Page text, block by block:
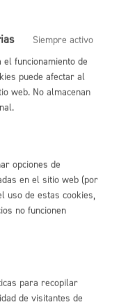
(83 Kb)
de
(153
/ San
Siempre activo
funcionamiento de
puede afectar al
web. No almacenan
opciones de
en el sitio web (por
uso de estas cookies,
no funcionen
para recopilar
de visitantes de